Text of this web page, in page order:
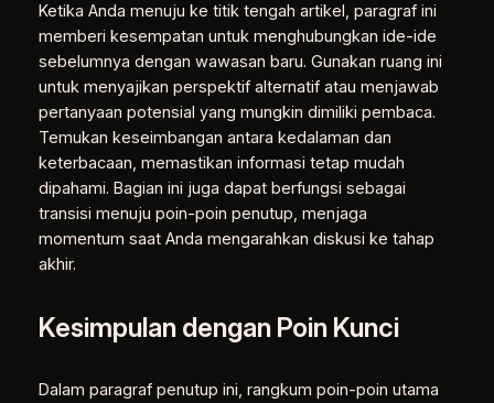
Ketika Anda menuju ke titik tengah artikel, paragraf ini
memberi kesempatan untuk menghubungkan ide-ide
sebelumnya dengan wawasan baru. Gunakan ruang ini
untuk menyajikan perspektif alternatif atau menjawab
pertanyaan potensial yang mungkin dimiliki pembaca.
Temukan keseimbangan antara kedalaman dan
keterbacaan, memastikan informasi tetap mudah
dipahami. Bagian ini juga dapat berfungsi sebagai
transisi menuju poin-poin penutup, menjaga
momentum saat Anda mengarahkan diskusi ke tahap
akhir.
Kesimpulan dengan Poin Kunci
Dalam paragraf penutup ini, rangkum poin-poin utama